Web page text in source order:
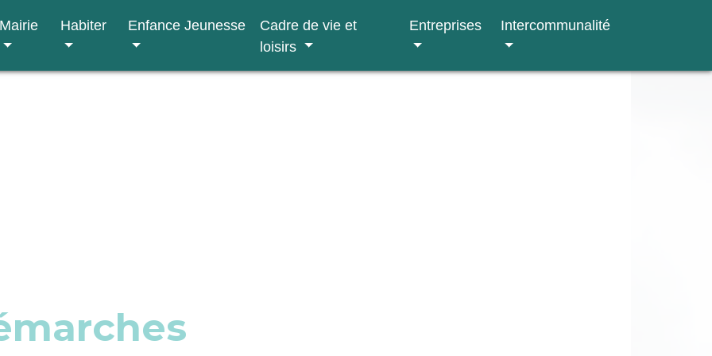
Mairie Habiter Enfance Jeunesse
Cadre de vie et
loisirs
Entreprises Intercommunalité